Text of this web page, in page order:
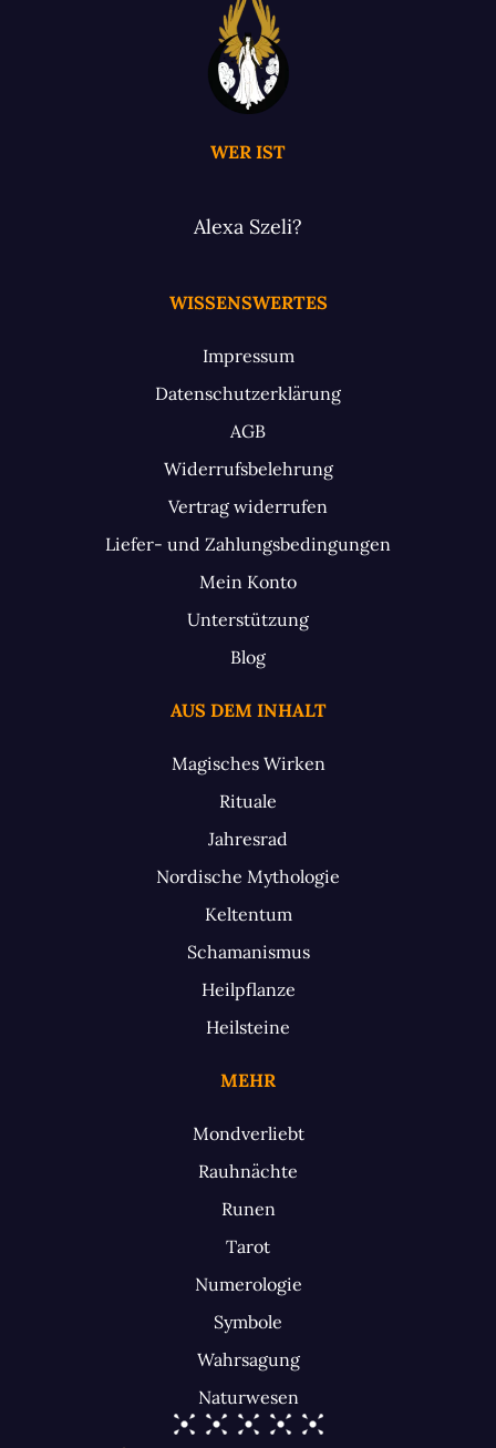
WER IST
Alexa Szeli?
WISSENSWERTES
Impressum
Datenschutzerklärung
AGB
Widerrufsbelehrung
Vertrag widerrufen
Liefer- und Zahlungsbedingungen
Mein Konto
Unterstützung
Blog
AUS DEM INHALT
Magisches Wirken
Rituale
Jahresrad
Nordische Mythologie
Keltentum
Schamanismus
Heilpflanze
Heilsteine
MEHR
Mondverliebt
Rauhnächte
Runen
Tarot
Numerologie
Symbole
Wahrsagung
Naturwesen